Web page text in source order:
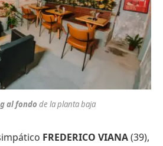
al fondo de la planta baja
FREDERICO VIANA(39),